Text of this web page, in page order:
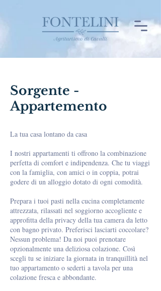
Sorgente -
Appartemento
La tua casa lontano da casa
I nostri appartamenti ti offrono la combinazione
perfetta di comfort e indipendenza. Che tu viaggi
con la famiglia, con amici o in coppia, potrai
godere di un alloggio dotato di ogni comodità.
Prepara i tuoi pasti nella cucina completamente
attrezzata, rilassati nel soggiorno accogliente e
approfitta della privacy della tua camera da letto
con bagno privato. Preferisci lasciarti coccolare?
Nessun problema! Da noi puoi prenotare
opzionalmente una deliziosa colazione. Così
scegli tu se iniziare la giornata in tranquillità nel
tuo appartamento o sederti a tavola per una
colazione fresca e abbondante.